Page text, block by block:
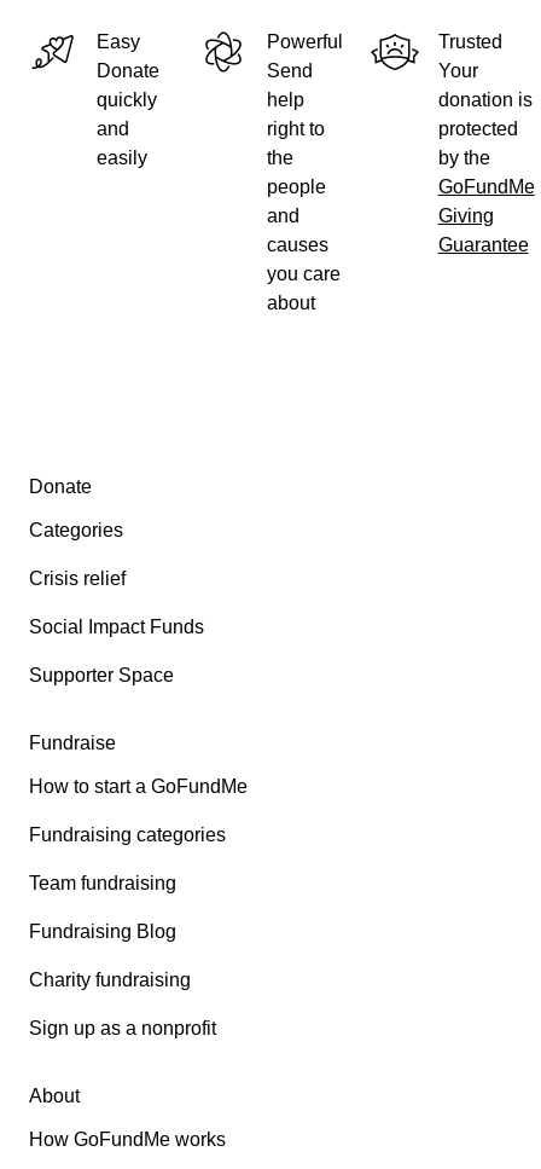
Easy
Donate
quickly
and
easily
Powerful
Send
help
right to
the
people
and
causes
you care
about
Trusted
Your
donation is
protected
by the
GoFundMe
Giving
Guarantee
Secondary menu
Donate
Categories
Crisis relief
Social Impact Funds
Supporter Space
Fundraise
How to start a GoFundMe
Fundraising categories
Team fundraising
Fundraising Blog
Charity fundraising
Sign up as a nonprofit
About
How GoFundMe works